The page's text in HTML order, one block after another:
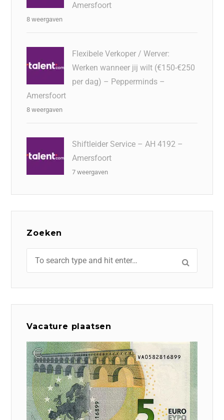
Amersfoort
8 weergaven
Flexibele Verkoper / Werver:
Werken wanneer jij wilt (€150-€250
per dag) – Pepperminds –
Amersfoort
8 weergaven
Shiftleider Service – AH 4192 –
Amersfoort
7 weergaven
Zoeken
Vacature plaatsen